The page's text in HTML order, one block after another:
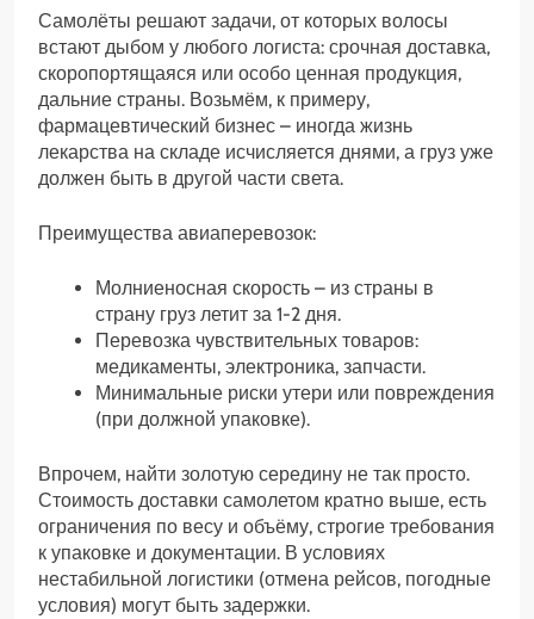
Самолёты решают задачи, от которых волосы
встают дыбом у любого логиста: срочная доставка,
скоропортящаяся или особо ценная продукция,
дальние страны. Возьмём, к примеру,
фармацевтический бизнес – иногда жизнь
лекарства на складе исчисляется днями, а груз уже
должен быть в другой части света.
Преимущества авиаперевозок:
Молниеносная скорость – из страны в
страну груз летит за 1-2 дня.
Перевозка чувствительных товаров:
медикаменты, электроника, запчасти.
Минимальные риски утери или повреждения
(при должной упаковке).
Впрочем, найти золотую середину не так просто.
Стоимость доставки самолетом кратно выше, есть
ограничения по весу и объёму, строгие требования
к упаковке и документации. В условиях
нестабильной логистики (отмена рейсов, погодные
условия) могут быть задержки.